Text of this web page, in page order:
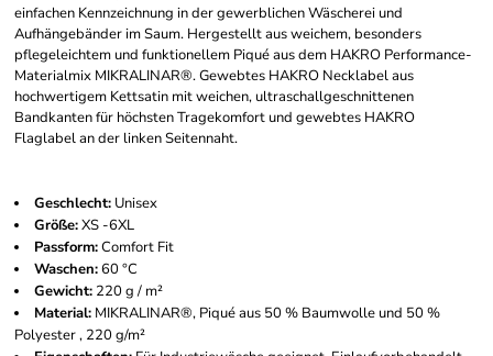
einfachen Kennzeichnung in der gewerblichen Wäscherei und
Aufhängebänder im Saum. Hergestellt aus weichem, besonders
pflegeleichtem und funktionellem Piqué aus dem HAKRO Performance-
Materialmix MIKRALINAR®. Gewebtes HAKRO Necklabel aus
hochwertigem Kettsatin mit weichen, ultraschallgeschnittenen
Bandkanten für höchsten Tragekomfort und gewebtes HAKRO
Flaglabel an der linken Seitennaht.
Geschlecht: Unisex
Größe:XS -6XL
Passform:Comfort Fit
Waschen:60 °C
Gewicht: 220 g / m²
Material: MIKRALINAR®, Piqué aus 50 % Baumwolle und 50 %
Polyester , 220 g/m²